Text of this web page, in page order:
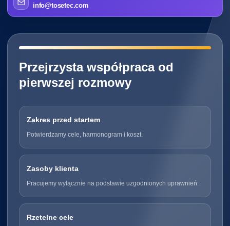
info@tosetec.com
━━━━━━━━━━━━━━━━━━━━━━━━━━━━
Przejrzysta współpraca od
pierwszej rozmowy
Zakres przed startem
Potwierdzamy cele, harmonogram i koszt.
Zasoby klienta
Pracujemy wyłącznie na podstawie uzgodnionych uprawnień.
Rzetelne cele